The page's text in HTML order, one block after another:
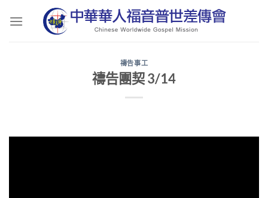
禱告事工
禱告團契 3/14